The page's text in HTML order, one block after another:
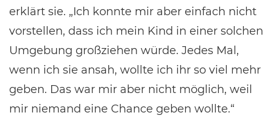
erklärt sie. „Ich konnte mir aber einfach nicht
vorstellen, dass ich mein Kind in einer solchen
Umgebung großziehen würde. Jedes Mal,
wenn ich sie ansah, wollte ich ihr so viel mehr
geben. Das war mir aber nicht möglich, weil
mir niemand eine Chance geben wollte.“